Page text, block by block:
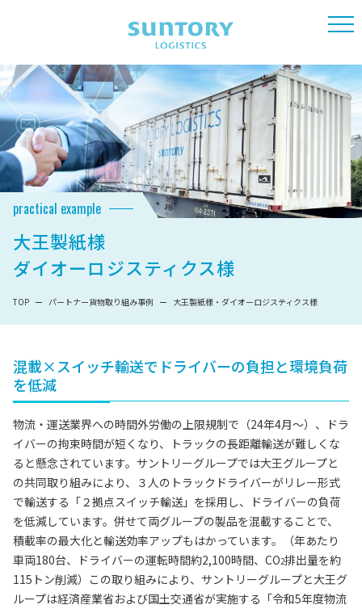
practical example
大王製紙様
ダイオーロジスティクス様
TOP パートナー貨物取り組み事例 大王製紙様・ダイオーロジスティクス様
混載×スイッチ輸送でドライバーの負担と環境負荷
を低減
物流・運送業界への時間外労働の上限規制で（24年4月～）、ドラ
イバーの拘束時間が短くなり、トラックの長距離輸送が難しくな
ると懸念されています。サントリーグループでは大王グループと
の共同取り組みにより、３人のトラックドライバーがリレー形式
で輸送する「２拠点スイッチ輸送」を採用し、ドライバーの負荷
を低減しています。併せて両グループの製品を混載することで、
積載率の最大化と輸送効率アップもはかっています。（年あたり
車両180台、ドライバーの運転時間約2,100時間、CO2排出量を約
115トン削減）この取り組みにより、サントリーグループと大王グ
ループは経済産業省および国土交通省が実施する「令和5年度物流